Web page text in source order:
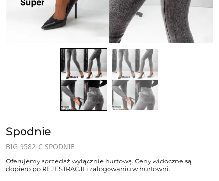
Spodnie
BIG-9582-C-SPODNIE
Oferujemy sprzedaż wyłącznie hurtową. Ceny widoczne są
dopiero po REJESTRACJI i zalogowaniu w hurtowni.